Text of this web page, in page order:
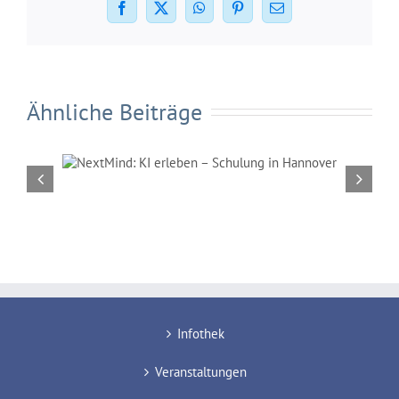
Facebook
X WhatsAppPinterest
E-
Mail
Ähnliche Beiträge
Gedenktag an die
Qazî Mohammads
Infothek
Veranstaltungen